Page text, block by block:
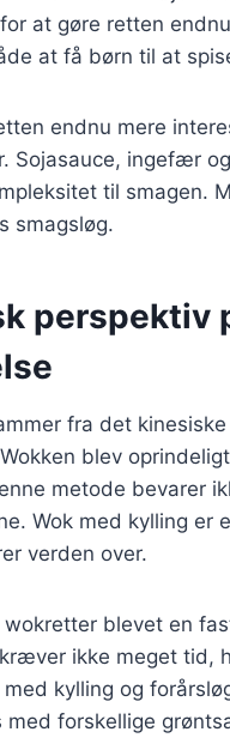
at gøre retten
at få børn til at
endnu mere
Sojasauce, ingefær
til smagen.
smagsløg.
perspektiv
fra det
blev
metode bevarer
Wok med kylling
verden over.
wokretter blevet en
ikke meget tid,
med kylling og
med forskellige